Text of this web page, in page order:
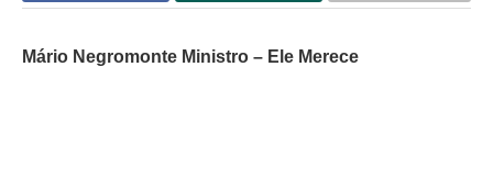
Mário Negromonte Ministro – Ele Merece